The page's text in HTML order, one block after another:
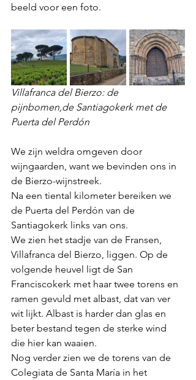
beeld voor een foto.
Villafranca del Bierzo: de
pijnbomen,de Santiagokerk met de
Puerta del Perdón
We zijn weldra omgeven door
wijngaarden, want we bevinden ons in
de Bierzo-wijnstreek.
Na een tiental kilometer bereiken we
de Puerta del Perdón van de
Santiagokerk links van ons.
We zien het stadje van de Fransen,
Villafranca del Bierzo, liggen. Op de
volgende heuvel ligt de San
Franciscokerk met haar twee torens en
ramen gevuld met albast, dat van ver
wit lijkt. Albast is harder dan glas en
beter bestand tegen de sterke wind
die hier kan waaien.
Nog verder zien we de torens van de
Colegiata de Santa María in het